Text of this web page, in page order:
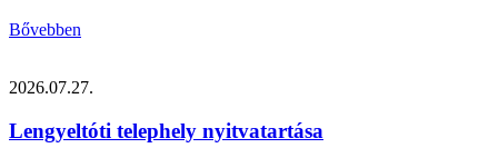
Bővebben
2026.07.27.
Lengyeltóti telephely nyitvatartása